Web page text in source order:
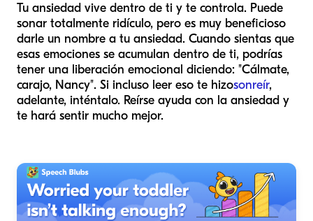
Tu ansiedad vive dentro de ti y te controla. Puede
sonar totalmente ridículo, pero es muy beneficioso
darle un nombre a tu ansiedad. Cuando sientas que
esas emociones se acumulan dentro de ti, podrías
tener una liberación emocional diciendo: "Cálmate,
carajo, Nancy". Si incluso leer eso te hizosonreír,
adelante, inténtalo. Reírse ayuda con la ansiedad y
te hará sentir mucho mejor.